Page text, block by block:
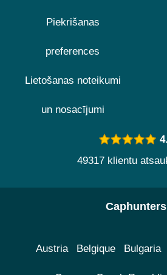
Piekrišanas
preferences
Lietošanas noteikumi
un nosacījumi
49317 klientu
Caphunters
Austria Belgique Bulgaria